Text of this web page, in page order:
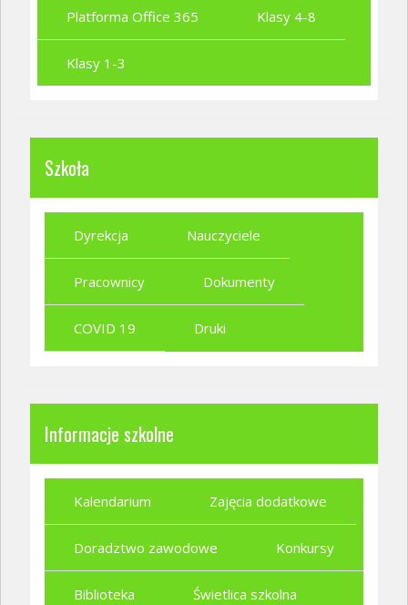
Platforma Office 365 Klasy 4-8
Klasy 1-3
Szkoła
Dyrekcja Nauczyciele
Pracownicy Dokumenty
COVID 19 Druki
Informacje szkolne
Kalendarium Zajęcia dodatkowe
Doradztwo zawodowe Konkursy
Biblioteka Świetlica szkolna